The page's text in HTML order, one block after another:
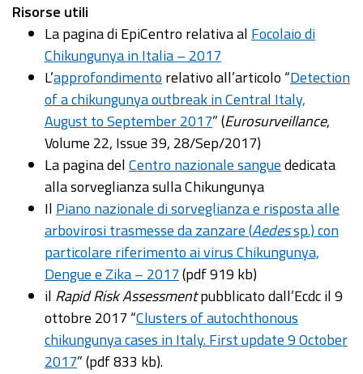
Risorse utili
La pagina di EpiCentro relativa al Focolaio di
Chikungunya in Italia – 2017
L’approfondimento relativo all’articolo “Detection
of a chikungunya outbreak in Central Italy,
August to September 2017” (Eurosurveillance,
Volume 22, Issue 39, 28/Sep/2017)
La pagina delCentro nazionale sanguededicata
alla sorveglianza sulla Chikungunya
Il Piano nazionale di sorveglianza e risposta alle
arbovirosi trasmesse da zanzare (Aedessp.) con
particolare riferimento ai virus Chikungunya,
Dengue e Zika – 2017(pdf 919 kb)
il Rapid Risk Assessmentpubblicato dall’Ecdc il 9
ottobre 2017 “Clusters of autochthonous
chikungunya cases in Italy. First update 9 October
2017” (pdf 833 kb).